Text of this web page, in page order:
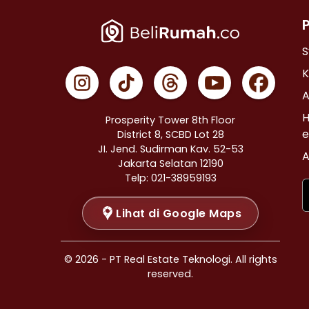
Properti Dijual di Johar Baru >
Properti Dijual di Menteng >
Properti Dijual di Tanah Abang >
Properti Dijual di Kramat >
Properti Dijual di Bendungan Hilir >
Properti Dijual di Jakarta Selatan >
Properti Dijual di Cilandak >
Properti Dijual di Gandaria Selatan >
Properti Dijual di Cipete Selatan >
Properti Dijual di Lenteng Agung >
Properti Dijual di Pondok Pinang >
Properti Dijual di Kebayoran Baru >
Properti Dijual di Mampang Prapatan >
Prosperity Tower 8th Floor
District 8, SCBD Lot 28
JI. Jend. Sudirman Kav. 52-53
Jakarta Selatan 12190
Telp: 021-38959193
Lihat di Google Maps
© 2026 - PT Real Estate Teknologi. All rights
reserved.